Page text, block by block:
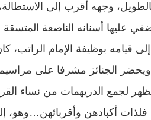
وجهه أقرب إلى الاستطالة،
عليها أسنانه الناصعة المتسقة
قيامه بوظيفة الإمام الراتب،
ويحضر الجنائز مشرفا على
لجمع الدريهمات من نساء
أكبادهن وأقربائهن…وهو،